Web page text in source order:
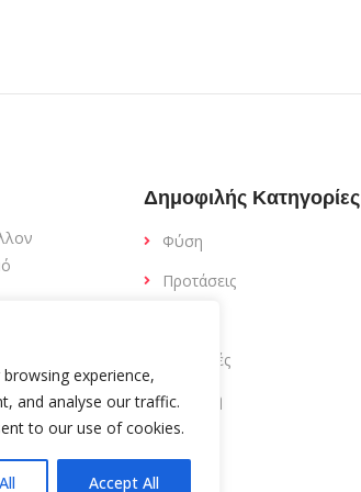
experience,
and analyse our traffic.
to our use of cookies.
Accept All
Δημοφιλής Κατηγορίες
Φύση
Προτάσεις
Εκδρομές
Διαμονή